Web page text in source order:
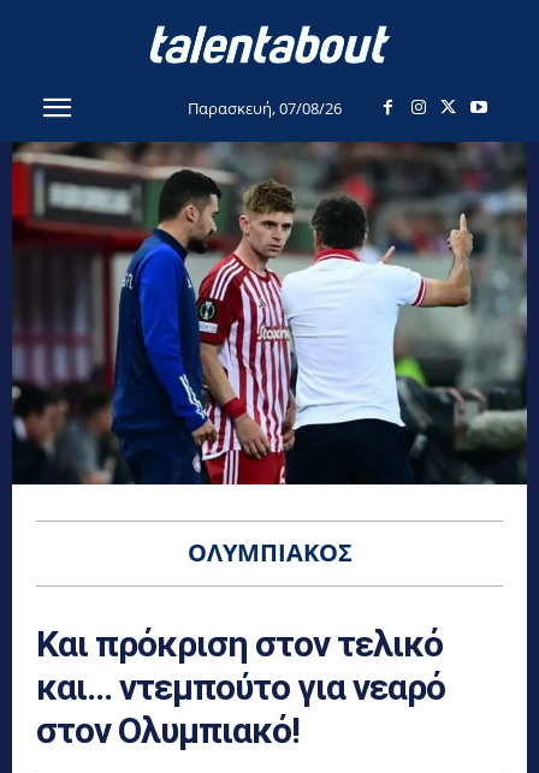
Παρασκευή, 07/08/26
ΟΛΥΜΠΙΑΚΌΣ
Και πρόκριση στον τελικό
και… ντεμπούτο για νεαρό
στον Ολυμπιακό!